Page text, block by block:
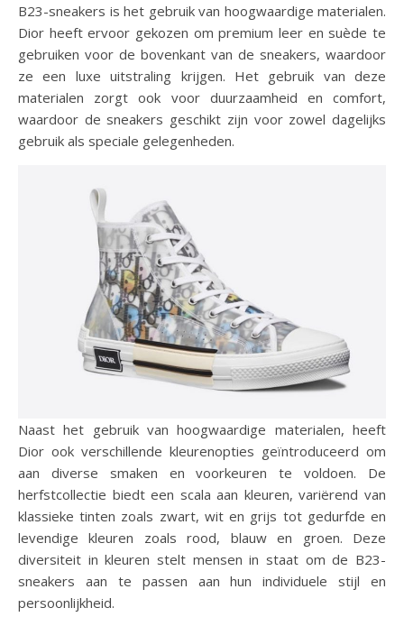
B23-sneakers is het gebruik van hoogwaardige materialen.
Dior heeft ervoor gekozen om premium leer en suède te
gebruiken voor de bovenkant van de sneakers, waardoor
ze een luxe uitstraling krijgen. Het gebruik van deze
materialen zorgt ook voor duurzaamheid en comfort,
waardoor de sneakers geschikt zijn voor zowel dagelijks
gebruik als speciale gelegenheden.
Naast het gebruik van hoogwaardige materialen, heeft
Dior ook verschillende kleurenopties geïntroduceerd om
aan diverse smaken en voorkeuren te voldoen. De
herfstcollectie biedt een scala aan kleuren, variërend van
klassieke tinten zoals zwart, wit en grijs tot gedurfde en
levendige kleuren zoals rood, blauw en groen. Deze
diversiteit in kleuren stelt mensen in staat om de B23-
sneakers aan te passen aan hun individuele stijl en
persoonlijkheid.